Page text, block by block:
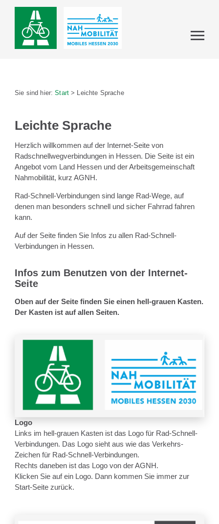
Sie sind hier:Start > Leichte Sprache
Leichte Sprache
Herzlich willkommen auf der Internet-Seite von
Radschnellwegverbindungen in Hessen. Die Seite ist ein
Angebot vom Land Hessen und der Arbeitsgemeinschaft
Nahmobilität, kurz AGNH.
Rad-Schnell-Verbindungen sind lange Rad-Wege, auf
denen man besonders schnell und sicher Fahrrad fahren
kann.
Auf der Seite finden Sie Infos zu allen Rad-Schnell-
Verbindungen in Hessen.
Infos zum Benutzen von der Internet-
Seite
Oben auf der Seite finden Sie einen hell-grauen Kasten.
Der Kasten ist auf allen Seiten.
Logo
Links im hell-grauen Kasten ist das Logo für Rad-Schnell-
Verbindungen. Das Logo sieht aus wie das Verkehrs-
Zeichen für Rad-Schnell-Verbindungen.
Rechts daneben ist das Logo von der AGNH.
Klicken Sie auf ein Logo. Dann kommen Sie immer zur
Start-Seite zurück.